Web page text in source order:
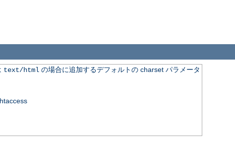
text/html の場合に追加するデフォルトの charset パラメータ